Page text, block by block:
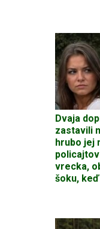
Dvaja
zastavili
hrubo jej
vrecka,
šoku,